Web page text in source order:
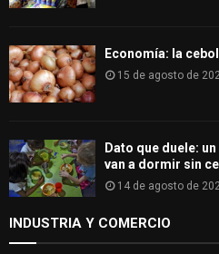
Economía: la
15 de agosto de
Dato que duele:
van a dormir sin
14 de agosto de
INDUSTRIA Y COMERCIO